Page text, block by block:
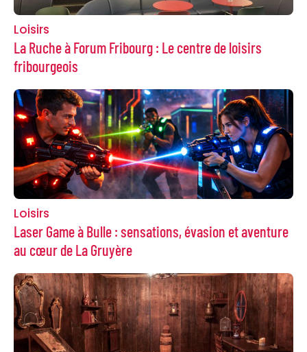
Loisirs
La Ruche à Forum Fribourg : Le centre de loisirs
fribourgeois
Loisirs
Laser Game à Bulle : sensations, évasion et aventure
au cœur de La Gruyère